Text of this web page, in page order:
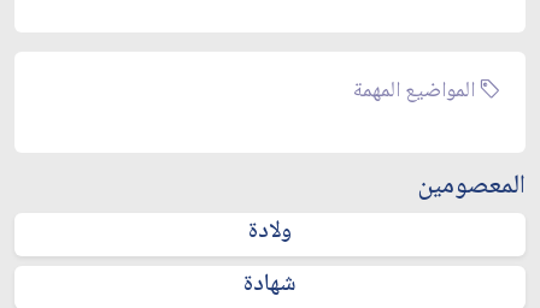
المواضيع المهمة
المعصومين
ولادة
شهادة